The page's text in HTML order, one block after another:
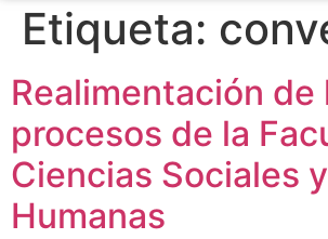
Etiqueta:
Realimentación de
procesos de la
Ciencias Sociales y
Humanas